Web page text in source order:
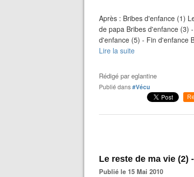
Après : Bribes d'enfance (1)
de papa Bribes d'enfance (3)
d'enfance (5) - Fin d'enfance
Lire la suite
Rédigé pareglantine
Publié dans#Vécu
Le reste de ma vie (2)
Publié le 15 Mai 2010